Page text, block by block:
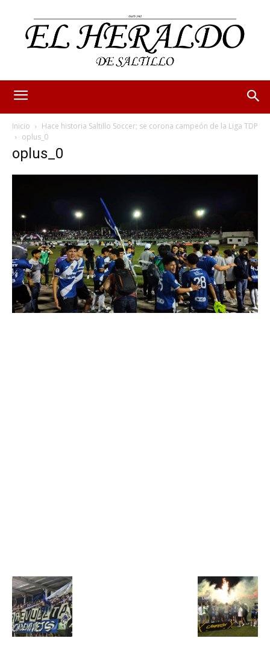
Inicio
Hace historia Saltillo Soccer; se corona campeón de la Liga TDP
oplus_0
oplus_0